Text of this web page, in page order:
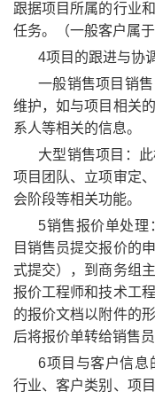
跟据项目所属的行业
任务。（一般客户属于
4项目的跟进与协
一般销售项目销
维护，如与项目相关
系人等相关的信息。
大型销售项目：
项目团队、立项审定
会阶段等相关功能。
5销售报价单处理
目销售员提交报价的
式提交），到商务组
报价工程师和技术工
的报价文档以附件的
后将报价单转给销售员
6项目与客户信息
行业、客户类别、项